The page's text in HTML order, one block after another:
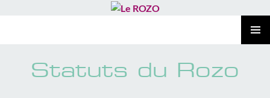
CONTENUStatuts du Rozo